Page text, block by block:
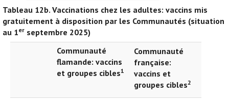
Tableau 12b. Vaccinations chez les adultes: vaccins mis
gratuitement à disposition par les Communautés (situation
au 1er septembre 2025)
Communauté
flamande: vaccins
et groupes cibles1
Communauté
française:
vaccins et
groupes cibles2